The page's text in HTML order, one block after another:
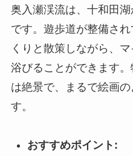
奥入瀬渓流は、十和田
です。遊歩道が整備さ
くりと散策しながら、
浴びることができます
は絶景で、まるで絵画
す。
おすすめポイント: